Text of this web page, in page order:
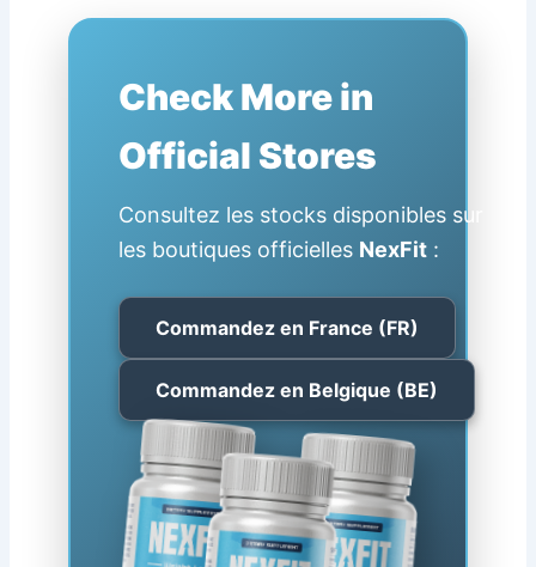
Check More in
Official Stores
Consultez les stocks disponibles sur
les boutiques officielles NexFit :
Commandez en France (FR)
Commandez en Belgique (BE)